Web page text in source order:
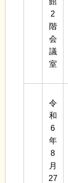
2
階
会
議
室
令
和
6
年
8
月
27